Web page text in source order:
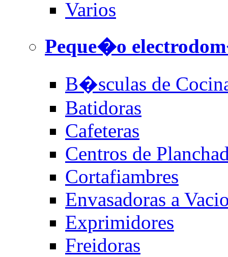
Varios
Peque�o
B�sculas de
Batidoras
Cafeteras
Centros de
Cortafiambres
Envasadoras a
Exprimidores
Freidoras